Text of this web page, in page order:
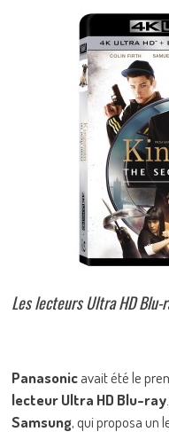
Les lecteurs Ultra HD Blu-
Panasonicavait été le
lecteur Ultra HD Blu-ray
Samsung, qui proposa un